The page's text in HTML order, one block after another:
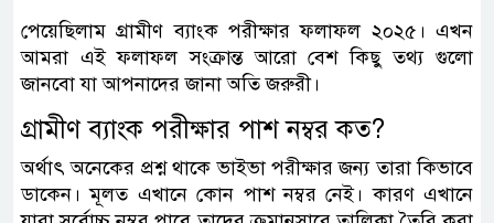
পেয়েছিলাম গ্রামীণ ব্যাংক পরীক্ষার ফলাফল ২০২৫। এখন
আমরা এই ফলাফল সংক্রান্ত আরো বেশ কিছু তথ্য গুলো
জানবো যা আপনাদের জানা অতি জরুরী।
গ্রামীণ ব্যাংক পরীক্ষার পাশ নম্বর কত?
অর্থাৎ অনেকের প্রশ্ন থাকে ভাইভা পরীক্ষার জন্য তারা কিভাবে
ডাকেন। মূলত এখানে কোন পাশ নম্বর নেই। কারণ এখানে